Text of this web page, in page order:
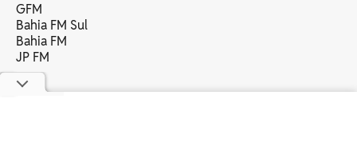
GFM
Bahia FM Sul
Bahia FM
JP FM